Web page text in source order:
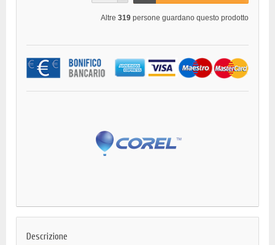
Altre 319 persone guardano questo prodotto
Descrizione